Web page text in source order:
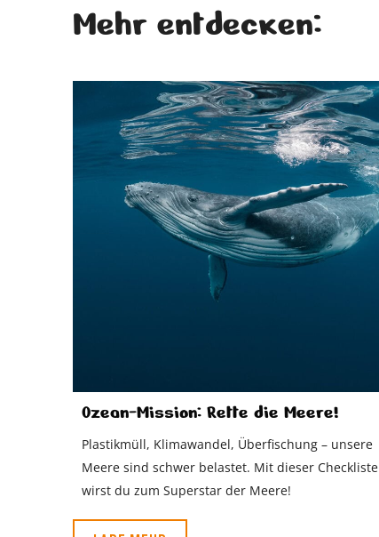
Mehr entdecken:
Ozean-Mission: Rette die Meere!
Plastikmüll, Klimawandel, Überfischung – unsere
Meere sind schwer belastet. Mit dieser Checkliste
wirst du zum Superstar der Meere!